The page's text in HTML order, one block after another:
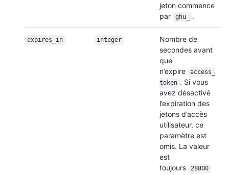
jeton commence
par
ghu_ .
expires_in integer
Nombre de
secondes avant
que
n’expire
access_
token . Si vous
avez désactivé
l’expiration des
jetons d’accès
utilisateur, ce
paramètre est
omis. La valeur
est
toujours
28800